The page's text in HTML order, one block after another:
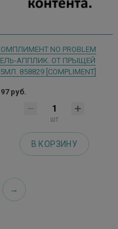
NO PROBLEM
АППЛИК. ОТ ПРЫЩЕЙ
858829 [COMPLIMENT]
97 руб.
шт
В КОРЗИНУ